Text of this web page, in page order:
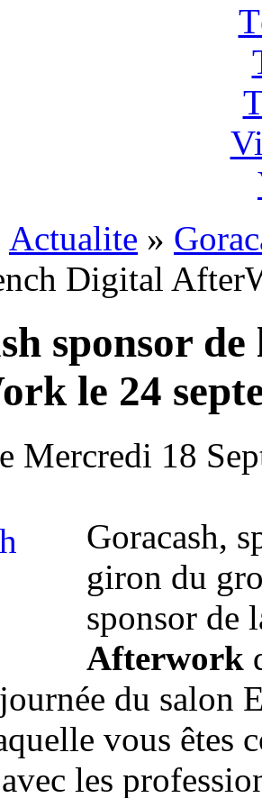
Actualite »
Digital
sponsor
le 24
Mercredi 18
Goracash,
giron du
sponsor de
Afterwork
du salon
vous êtes
les